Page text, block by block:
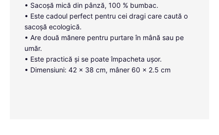
• Sacoșă mică din pânză, 100 % bumbac.
• Este cadoul perfect pentru cei dragi care caută o
sacoșă ecologică.
• Are două mănere pentru purtare în mână sau pe
umăr.
• Este practică și se poate împacheta ușor.
• Dimensiuni: 42 x 38 cm, mâner 60 x 2.5 cm